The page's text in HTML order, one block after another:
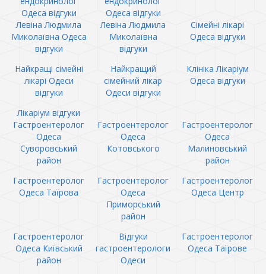
Одеса відгуки
Одеса відгуки
Левіна Людмила
Миколаївна Одеса
відгуки
Левіна Людмила
Миколаївна
відгуки
Сімейні лікарі
Одеса відгуки
Найкращі сімейні
лікарі Одеси
відгуки
Найкращий
сімейний лікар
Одеси відгуки
Клініка Лікаріум
Одеса відгуки
Лікаріум відгуки
Гастроентеролог
Одеса
Суворовський
район
Гастроентеролог
Одеса
Котовського
Гастроентеролог
Одеса
Малиновський
район
Гастроентеролог
Одеса Таїрова
Гастроентеролог
Одеса
Приморський
район
Гастроентеролог
Одеса Центр
Гастроентеролог
Одеса Київський
район
Відгуки
гастроентерологи
Одеси
Гастроентеролог
Одеса Таїрове